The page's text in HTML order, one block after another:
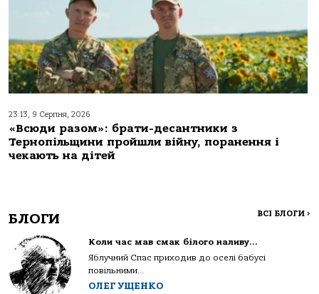
23:13, 9 Серпня, 2026
«Всюди разом»: брати-десантники з
Тернопільщини пройшли війну, поранення і
чекають на дітей
БЛОГИ ВСІ БЛОГИ >
Коли час мав смак білого наливу…
Яблучний Спас приходив до оселі бабусі
повільними...
ОЛЕГ УЩЕНКО